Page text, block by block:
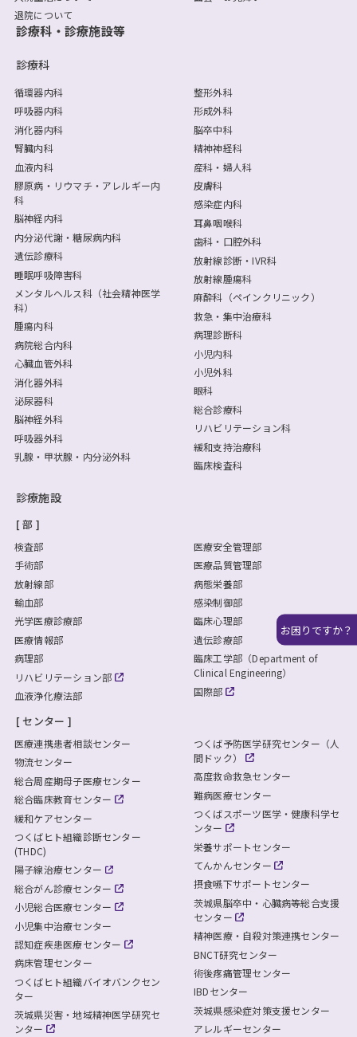
お困りですか？
退院について
診療科・診療施設等
診療科
循環器内科
呼吸器内科
消化器内科
腎臓内科
血液内科
膠原病・リウマチ・アレルギー内
科
脳神経内科
内分泌代謝・糖尿病内科
遺伝診療科
睡眠呼吸障害科
メンタルヘルス科（社会精神医学
科）
腫瘍内科
病院総合内科
心臓血管外科
消化器外科
泌尿器科
脳神経外科
呼吸器外科
乳腺・甲状腺・内分泌外科
整形外科
形成外科
脳卒中科
精神神経科
産科・婦人科
皮膚科
感染症内科
耳鼻咽喉科
歯科・口腔外科
放射線診断・IVR科
放射線腫瘍科
麻酔科（ペインクリニック）
救急・集中治療科
病理診断科
小児内科
小児外科
眼科
総合診療科
リハビリテーション科
緩和支持治療科
臨床検査科
診療施設
部
検査部
手術部
放射線部
輸血部
光学医療診療部
医療情報部
病理部
リハビリテーション部
血液浄化療法部
医療安全管理部
医療品質管理部
病態栄養部
感染制御部
臨床心理部
遺伝診療部
臨床工学部（Department of
Clinical Engineering）
国際部
センター
医療連携患者相談センター
物流センター
総合周産期母子医療センター
総合臨床教育センター
緩和ケアセンター
つくばヒト組織診断センター
(THDC)
陽子線治療センター
総合がん診療センター
小児総合医療センター
小児集中治療センター
認知症疾患医療センター
病床管理センター
つくばヒト組織バイオバンクセン
ター
茨城県災害・地域精神医学研究セ
ンター
つくば予防医学研究センター（人
間ドック）
高度救命救急センター
難病医療センター
つくばスポーツ医学・健康科学セ
ンター
栄養サポートセンター
てんかんセンター
摂食嚥下サポートセンター
茨城県脳卒中・心臓病等総合支援
センター
精神医療・自殺対策連携センター
BNCT研究センター
術後疼痛管理センター
IBDセンター
茨城県感染症対策支援センター
アレルギーセンター